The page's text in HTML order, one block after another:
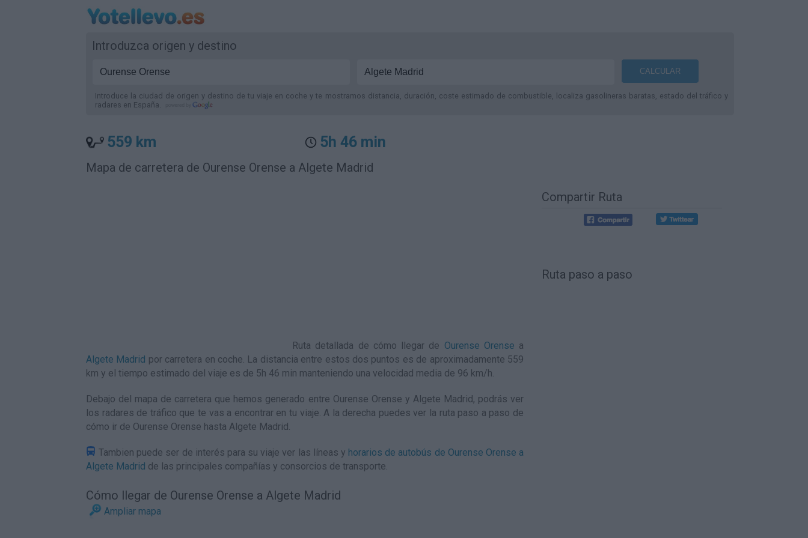
Introduzca origen y destino
Introduce la ciudad de origen y destino de tu viaje en coche y te mostramos distancia, duración, coste estimado de combustible, localiza gasolineras baratas, estado del tráfico y
radares en España.
559 km 5h 46 min
Mapa de carretera de Ourense Orense a Algete Madrid
Ruta detallada de cómo llegar de Ourense Orense a
Algete Madrid por carretera en coche. La distancia entre estos dos puntos es de aproximadamente 559
km y el tiempo estimado del viaje es de 5h 46 min manteniendo una velocidad media de 96 km/h.
Debajo del mapa de carretera que hemos generado entre Ourense Orense y Algete Madrid, podrás ver
los radares de tráfico que te vas a encontrar en tu viaje. A la derecha puedes ver la ruta paso a paso de
cómo ir de Ourense Orense hasta Algete Madrid.
Tambien puede ser de interés para su viaje ver las líneas y horarios de autobús de Ourense Orense a
Algete Madrid de las principales compañías y consorcios de transporte.
Cómo llegar de Ourense Orense a Algete Madrid
Ampliar mapa
Compartir Ruta
Ruta paso a paso